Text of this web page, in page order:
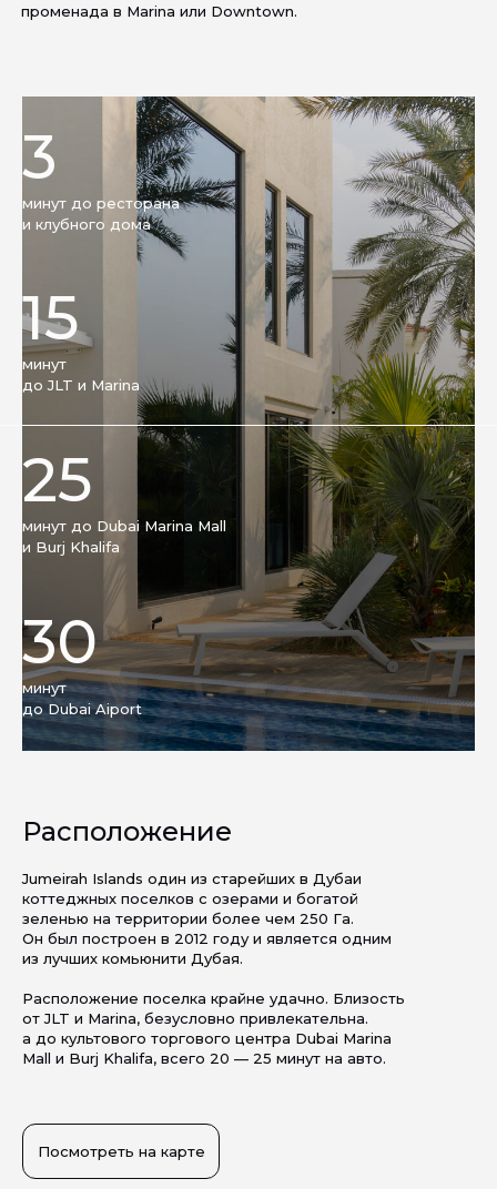
променада в Marina или Downtown.
3
минут до ресторана
и клубного дома
15
минут
до JLT и Marina
25
минут до Dubai Marina Mall
и Burj Khalifa
30
минут
до Dubai Aiport
Jumeirah Islands один из старейших в Дубаи
коттеджных поселков с озерами и богатой
зеленью на территории более чем 250 Га.
Он был построен в 2012 году и является одним
из лучших комьюнити Дубая.
Расположение поселка крайне удачно. Близость
от JLT и Marina, безусловно привлекательна.
а до культового торгового центра Dubai Marina
Mall и Burj Khalifa, всего 20 — 25 минут на авто.
Расположение
Посмотреть на карте